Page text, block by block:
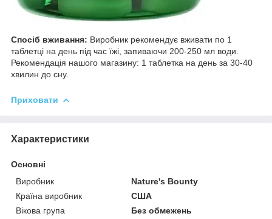
Спосіб вживання: Виробник рекомендує вживати по 1
таблетці на день під час їжі, запиваючи 200-250 мл води.
Рекомендація нашого магазину: 1 таблетка на день за 30-40
хвилин до сну.
Приховати
Характеристики
Основні
Виробник
Nature's Bounty
Країна виробник
США
Вікова група
Без обмежень